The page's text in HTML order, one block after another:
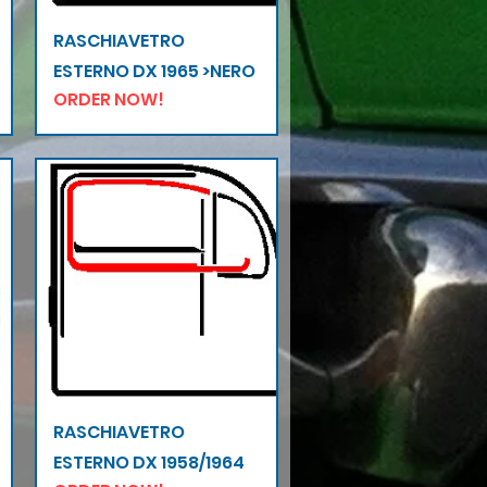
Vista rapida
RASCHIAVETRO
ESTERNO DX 1965 >NERO
ORDER NOW!
Vista rapida
RASCHIAVETRO
ESTERNO DX 1958/1964